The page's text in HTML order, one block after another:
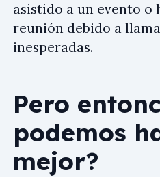
asistido a un evento o
reunión debido a
inesperadas.
Pero
podemos
mejor?